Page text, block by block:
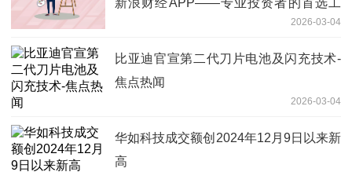
新浪财经APP——专业投资者的首选工
2026-03-04
比亚迪官宣第二代刀片电池及闪充技术-
焦点热闻
2026-03-04
华如科技成交额创2024年12月9日以来新
高